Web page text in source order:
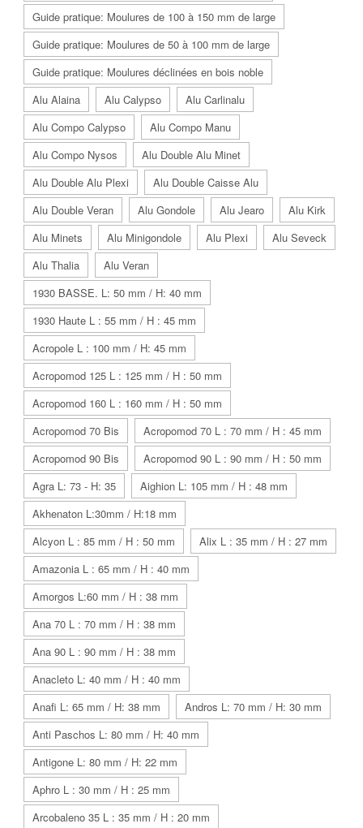
Guide pratique: Moulures de 100 à 150 mm de large
Guide pratique: Moulures de 50 à 100 mm de large
Guide pratique: Moulures déclinées en bois noble
Alu Alaina
Alu Calypso
Alu Carlinalu
Alu Compo Calypso
Alu Compo Manu
Alu Compo Nysos
Alu Double Alu Minet
Alu Double Alu Plexi
Alu Double Caisse Alu
Alu Double Veran
Alu Gondole Alu Jearo
Alu Kirk
Alu Minets
Alu Minigondole Alu Plexi
Alu Seveck
Alu Thalia
Alu Veran
1930 BASSE. L: 50 mm / H: 40 mm
1930 Haute L : 55 mm / H : 45 mm
Acropole L : 100 mm / H: 45 mm
Acropomod 125 L : 125 mm / H : 50 mm
Acropomod 160 L : 160 mm / H : 50 mm
Acropomod 70 Bis
Acropomod 70 L : 70 mm / H : 45 mm
Acropomod 90 Bis
Acropomod 90 L : 90 mm / H : 50 mm
Agra L: 73 - H: 35
Aighion L: 105 mm / H : 48 mm
Akhenaton L:30mm / H:18 mm
Alcyon L : 85 mm / H : 50 mm
Alix L : 35 mm / H : 27 mm
Amazonia L : 65 mm / H : 40 mm
Amorgos L:60 mm / H : 38 mm
Ana 70 L : 70 mm / H : 38 mm
Ana 90 L : 90 mm / H : 38 mm
Anacleto L: 40 mm / H : 40 mm
Anafi L: 65 mm / H: 38 mm
Andros L: 70 mm / H: 30 mm
Anti Paschos L: 80 mm / H: 40 mm
Antigone L: 80 mm / H: 22 mm
Aphro L : 30 mm / H : 25 mm
Arcobaleno 35 L : 35 mm / H : 20 mm